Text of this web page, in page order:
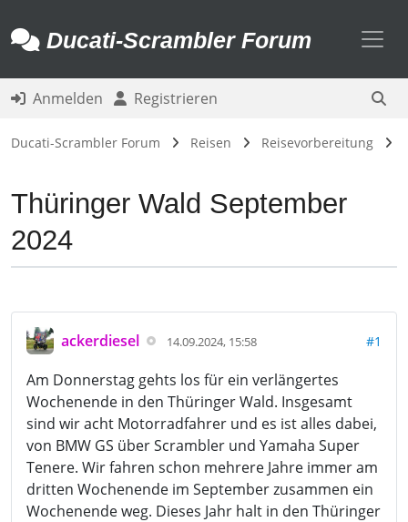
Ducati-Scrambler Forum
Anmelden Registrieren
Ducati-Scrambler Forum Reisen Reisevorbereitung
Thüringer Wald September
2024
ackerdiesel 14.09.2024, 15:58 #1
Am Donnerstag gehts los für ein verlängertes
Wochenende in den Thüringer Wald. Insgesamt
sind wir acht Motorradfahrer und es ist alles dabei,
von BMW GS über Scrambler und Yamaha Super
Tenere. Wir fahren schon mehrere Jahre immer am
dritten Wochenende im September zusammen ein
Wochenende weg. Dieses Jahr halt in den Thüringer